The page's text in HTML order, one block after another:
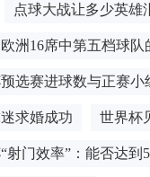
点球大战让多少英雄
洲16席中第五档球队
选赛进球数与正赛小
求婚成功 世界杯
射门效率”：能否达到